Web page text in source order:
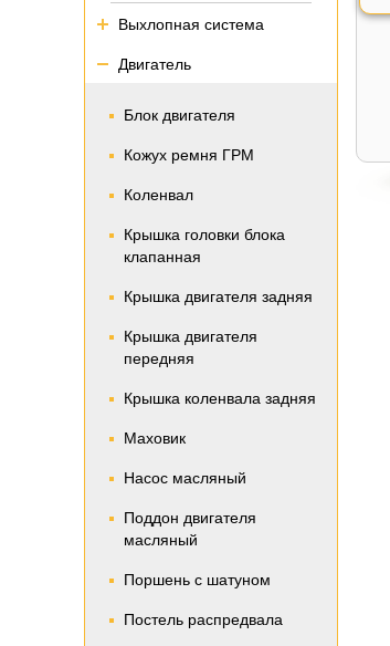
Выхлопная система
Двигатель
Блок двигателя
Кожух ремня ГРМ
Коленвал
Крышка головки блока
клапанная
Крышка двигателя задняя
Крышка двигателя
передняя
Крышка коленвала задняя
Маховик
Насос масляный
Поддон двигателя
масляный
Поршень с шатуном
Постель распредвала